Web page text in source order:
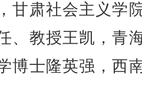
甘肃社会主义学
、教授王凯，青
博士隆英强，西